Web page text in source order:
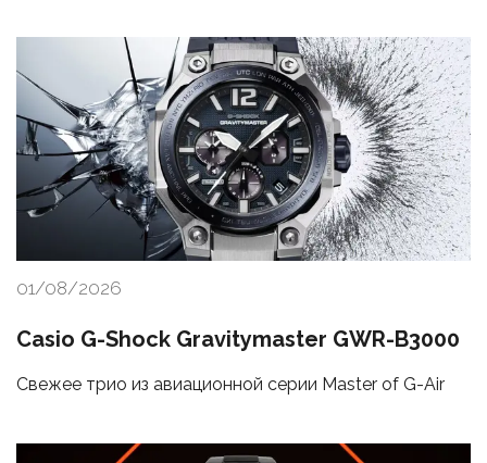
01/08/2026
Casio G-Shock Gravitymaster GWR-B3000
Свежее трио из авиационной серии Master of G-Air